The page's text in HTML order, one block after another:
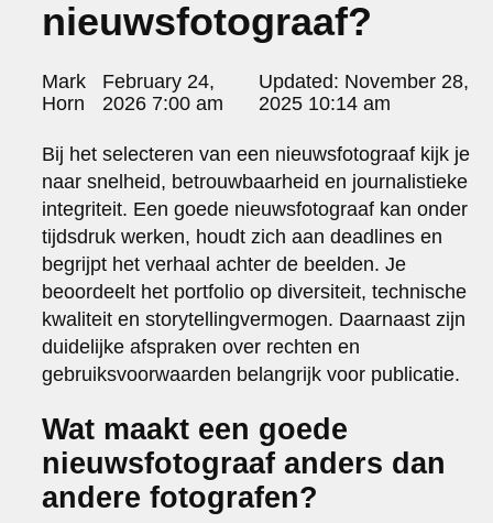
portraits 2
portraits 3
fd gazellen 2014
sanoma view 2014 – annual report
het zuiderlicht
thomas van luyn
various
parool christmas special
editorial
travel
commercial
fashion
contact
info@markhorn.nl
about
nieuwsfotograaf?
Posted
by:
Mark
Horn
February 24,
2026 7:00 am
Updated: November 28,
2025 10:14 am
Bij het selecteren van een nieuwsfotograaf kijk je
naar snelheid, betrouwbaarheid en journalistieke
integriteit. Een goede nieuwsfotograaf kan onder
tijdsdruk werken, houdt zich aan deadlines en
begrijpt het verhaal achter de beelden. Je
beoordeelt het portfolio op diversiteit, technische
kwaliteit en storytellingvermogen. Daarnaast zijn
duidelijke afspraken over rechten en
gebruiksvoorwaarden belangrijk voor publicatie.
Wat maakt een goede
nieuwsfotograaf anders dan
andere fotografen?